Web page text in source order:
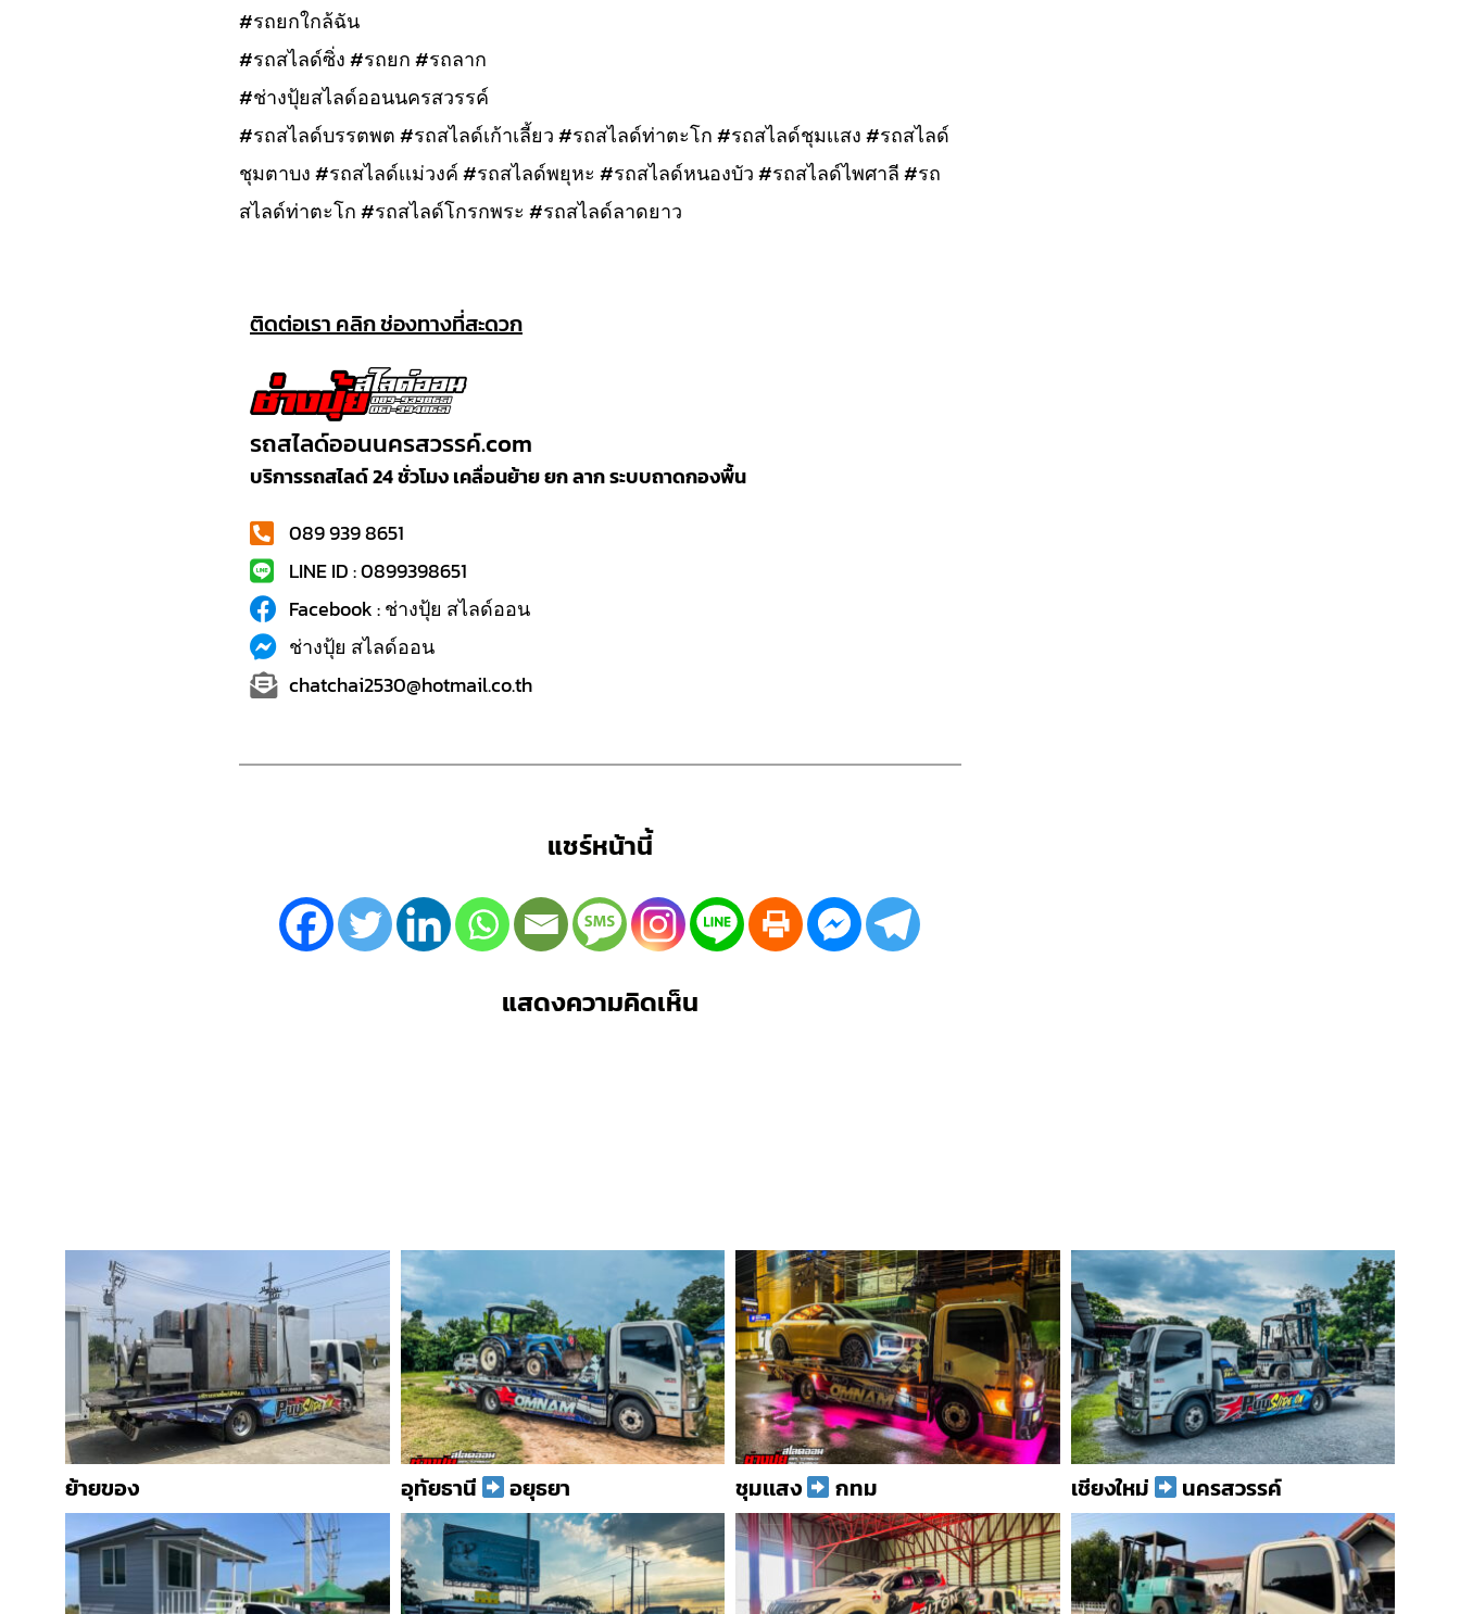
#รถยกใกล้ฉัน
#รถสไลด์ซิ่ง #รถยก #รถลาก
#ช่างปุ้ยสไลด์ออนนครสวรรค์
#รถสไลด์บรรตพต #รถสไลด์เก้าเลี้ยว #รถสไลด์ท่าตะโก #รถสไลด์ชุมเเสง #รถสไลด์
ชุมตาบง #รถสไลด์เเม่วงค์ #รถสไลด์พยุหะ #รถสไลด์หนองบัว #รถสไลด์ไพศาลี #รถ
สไลด์ท่าตะโก #รถสไลด์โกรกพระ #รถสไลด์ลาดยาว
ติดต่อเรา คลิก ช่องทางที่สะดวก
รถสไลด์ออนนครสวรรค์.com
บริการรถสไลด์ 24 ชั่วโมง เคลื่อนย้าย ยก ลาก ระบบถาดกองพื้น
089 939 8651
LINE ID : 0899398651
Facebook : ช่างปุ้ย สไลด์ออน
ช่างปุ้ย สไลด์ออน
chatchai2530@hotmail.co.th
แชร์หน้านี้
แสดงความคิดเห็น
ย้ายของ อุทัยธานี อยุธยา ชุมเเสง กทม เชียงใหม่ นครสวรรค์